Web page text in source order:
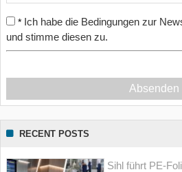
* Ich habe die Bedingungen zur
und stimme diesen zu.
Absenden
RECENT POSTS
Sihl führt PE-